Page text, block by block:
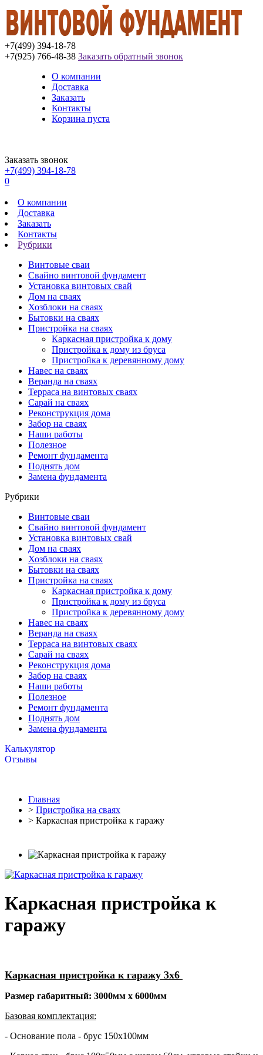
+7(499) 394-18-78
+7(925) 766-48-38 Заказать обратный звонок
О компании
Доставка
Заказать
Контакты
Корзина пуста
Заказать звонок
+7(499) 394-18-78
0
О компании
Доставка
Заказать
Контакты
Рубрики
Винтовые сваи
Свайно винтовой фундамент
Установка винтовых свай
Дом на сваях
Хозблоки на сваях
Бытовки на сваях
Пристройка на сваях
Каркасная пристройка к дому
Пристройка к дому из бруса
Пристройка к деревянному дому
Навес на сваях
Веранда на сваях
Терраса на винтовых сваях
Cарай на сваях
Реконструкция дома
Забор на сваях
Наши работы
Полезное
Ремонт фундамента
Поднять дом
Замена фундамента
Рубрики
Винтовые сваи
Свайно винтовой фундамент
Установка винтовых свай
Дом на сваях
Хозблоки на сваях
Бытовки на сваях
Пристройка на сваях
Каркасная пристройка к дому
Пристройка к дому из бруса
Пристройка к деревянному дому
Навес на сваях
Веранда на сваях
Терраса на винтовых сваях
Cарай на сваях
Реконструкция дома
Забор на сваях
Наши работы
Полезное
Ремонт фундамента
Поднять дом
Замена фундамента
Калькулятор
Отзывы
Главная
> Пристройка на сваях
> Каркасная пристройка к гаражу
Каркасная пристройка к
гаражу
Каркасная пристройка к гаражу 3х6
Размер габаритный: 3000мм х 6000мм
Базовая комплектация:
- Основание пола - брус 150х100мм